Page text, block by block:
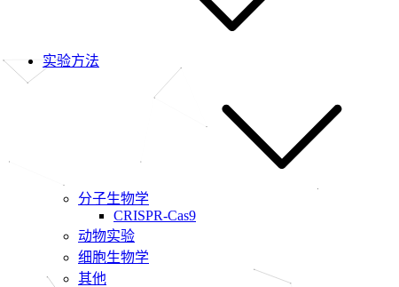
实验方法
分子生物学
CRISPR-Cas9
动物实验
细胞生物学
其他